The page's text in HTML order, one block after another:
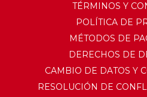
TÉRMINOS Y
POLÍTICA DE
MÉTODOS DE
DERECHOS DE
CAMBIO DE DATOS Y
RESOLUCIÓN DE